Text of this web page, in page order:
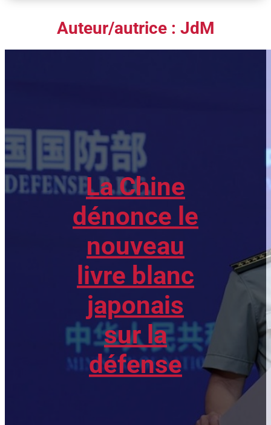
Auteur/autrice : JdM
La Chine
dénonce le
nouveau
livre blanc
japonais
sur la
défense